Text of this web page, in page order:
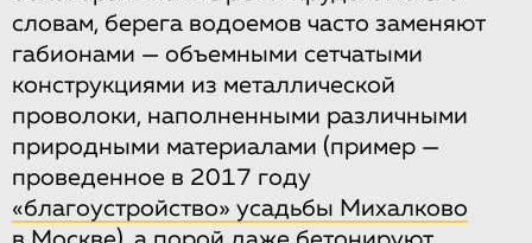
словам, берега водоемов часто заменяют
габионами — объемными сетчатыми
конструкциями из металлической
проволоки, наполненными различными
природными материалами (пример —
проведенное в 2017 году
«благоустройство» усадьбы Михалково